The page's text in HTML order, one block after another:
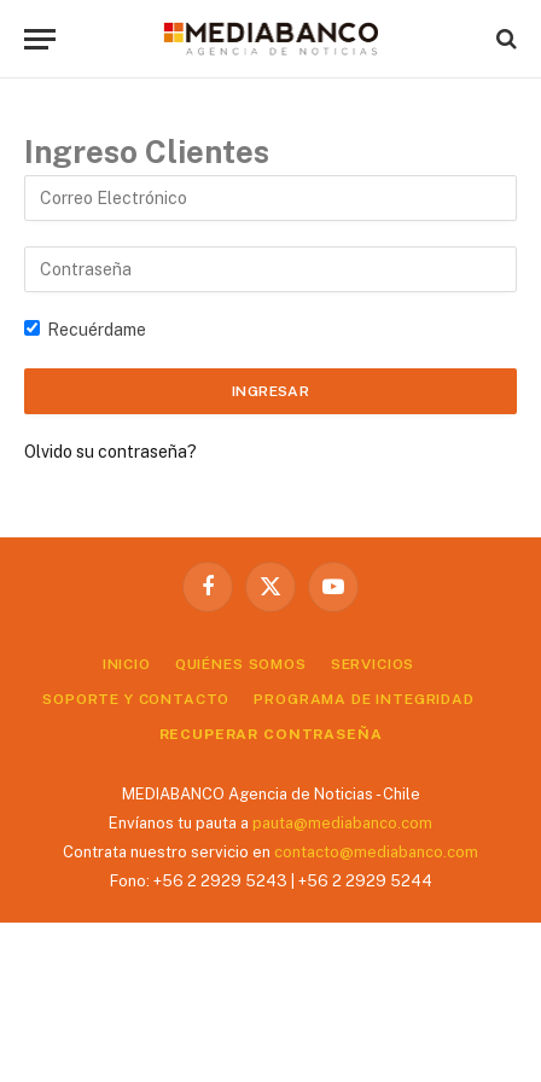
Ingreso Clientes
Recuérdame
Olvido su contraseña?
Facebook
X
YouTube
INICIO QUIÉNES SOMOS SERVICIOS
SOPORTE Y CONTACTO PROGRAMA DE INTEGRIDAD
RECUPERAR CONTRASEÑA
MEDIABANCO Agencia de Noticias - Chile
Envíanos tu pauta a pauta@mediabanco.com
Contrata nuestro servicio en contacto@mediabanco.com
Fono: +56 2 2929 5243 | +56 2 2929 5244